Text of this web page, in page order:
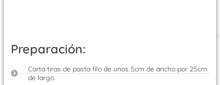
Preparación:
Corta tiras de pasta filo de unos 5cm de ancho por 25cm
de largo.